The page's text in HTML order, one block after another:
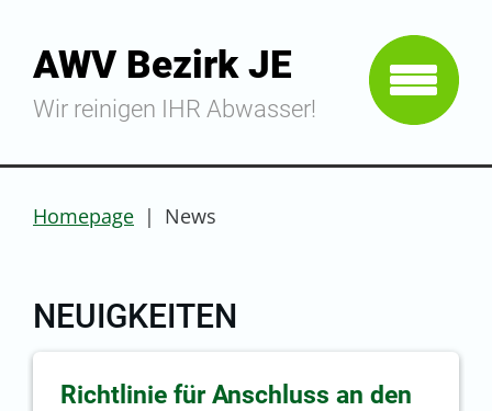
AWV Bezirk JE
Wir reinigen IHR Abwasser!
Homepage | News
NEUIGKEITEN
Richtlinie für Anschluss an den